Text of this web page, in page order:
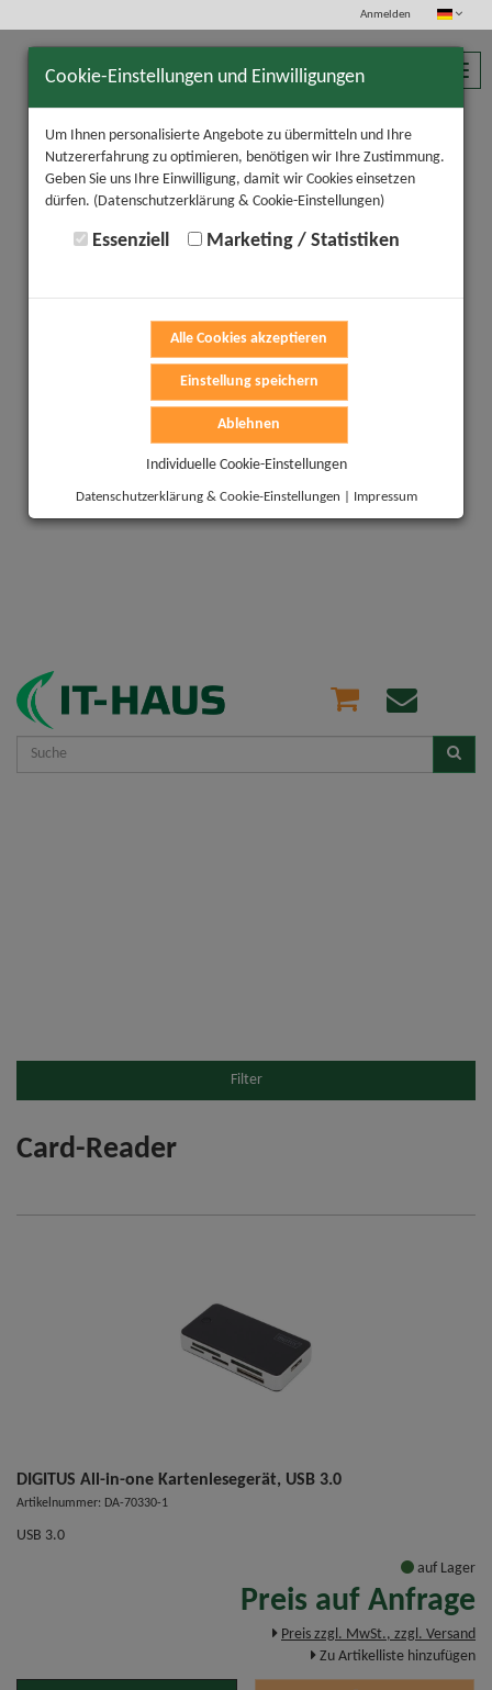
Anmelden
Cookie-Einstellungen und Einwilligungen
Um Ihnen personalisierte Angebote zu übermitteln und Ihre
Nutzererfahrung zu optimieren, benötigen wir Ihre Zustimmung.
Geben Sie uns Ihre Einwilligung, damit wir Cookies einsetzen
dürfen. (Datenschutzerklärung & Cookie-Einstellungen)
Essenziell Marketing / Statistiken
Alle Cookies akzeptieren
Einstellung speichern
Ablehnen
Individuelle Cookie-Einstellungen
Datenschutzerklärung & Cookie-Einstellungen Impressum
Filter
Card-Reader
DIGITUS All-in-one Kartenlesegerät, USB 3.0
Artikelnummer: DA-70330-1
USB 3.0
auf Lager
Preis auf Anfrage
Preis zzgl. MwSt., zzgl. Versand
Zu Artikelliste hinzufügen